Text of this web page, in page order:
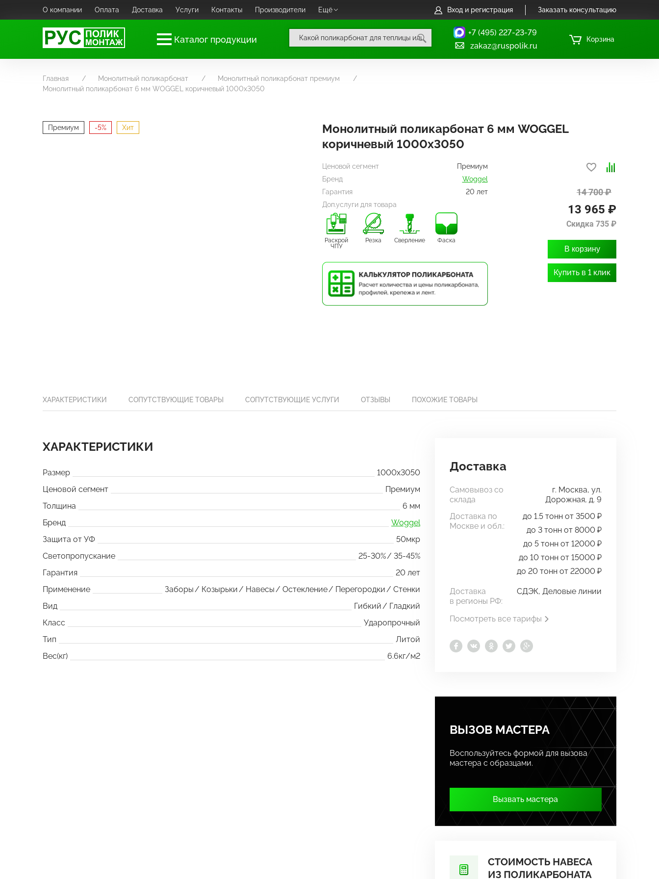
О компании Оплата Доставка Услуги Контакты Производители Ещё Вход и регистрация Заказать консультацию
Каталог продукции
+7 (495) 227-23-79
zakaz@ruspolik.ru
Корзина
Главная Монолитный поликарбонат
Монолитный поликарбонат премиум
Монолитный поликарбонат 6 мм WOGGEL коричневый 1000х3050
Премиум -5% Хит
Монолитный поликарбонат 6 мм WOGGEL
коричневый 1000х3050
Ценовой сегмент
Премиум
Бренд
Woggel
Гарантия
20 лет
Доп.услуги для товара
Раскрой
ЧПУ
Резка Сверление Фаска
14 700 ₽
13 965 ₽
Скидка 735 ₽
В корзину
Купить в 1 клик
ХАРАКТЕРИСТИКИ СОПУТСТВУЮЩИЕ ТОВАРЫ СОПУТСТВУЮЩИЕ УСЛУГИ ОТЗЫВЫ ПОХОЖИЕ ТОВАРЫ
ХАРАКТЕРИСТИКИ
Размер
1000x3050
Ценовой сегмент
Премиум
Толщина
6 мм
Бренд
Woggel
Защита от УФ
50мкр
Светопропускание
25-30%
35-45%
Гарантия
20 лет
Применение
Заборы Козырьки Навесы Остекление Перегородки
Стенки
Вид
Гибкий
Гладкий
Класс
Ударопрочный
Тип
Литой
Вес(кг)
6.6кг/м2
Доставка
Самовывоз со
склада
г. Москва, ул.
Дорожная, д. 9
Доставка по
Москве и обл.:
до 1.5 тонн от 3500 ₽
до 3 тонн от 8000 ₽
до 5 тонн от 12000 ₽
до 10 тонн от 15000 ₽
до 20 тонн от 22000 ₽
Доставка
в регионы РФ:
СДЭК, Деловые линии
Посмотреть все тарифы
ВЫЗОВ МАСТЕРА
Воспользуйтесь формой для вызова
мастера с образцами.
Вызвать мастера